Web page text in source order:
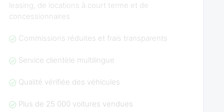
leasing, de locations à court terme et de
concessionnaires
Commissions réduites et frais transparents
Service clientèle multilingue
Qualité vérifiée des véhicules
Plus de 25 000 voitures vendues